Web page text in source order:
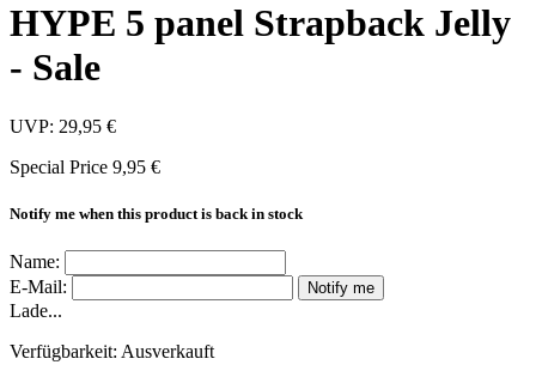
HYPE 5 panel Strapback Jelly
- Sale
UVP: 29,95 €
Special Price 9,95 €
Notify me when this product is back in stock
Name:
E-Mail:
Notify me
Lade...
Verfügbarkeit: Ausverkauft